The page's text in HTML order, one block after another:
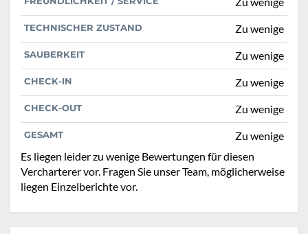
TECHNISCHER ZUSTAND Zu wenige
SAUBERKEIT Zu wenige
CHECK-IN Zu wenige
CHECK-OUT Zu wenige
GESAMT
Zu wenige
Es liegen leider zu wenige Bewertungen für diesen
Vercharterer vor. Fragen Sie unser Team, möglicherweise
liegen Einzelberichte vor.